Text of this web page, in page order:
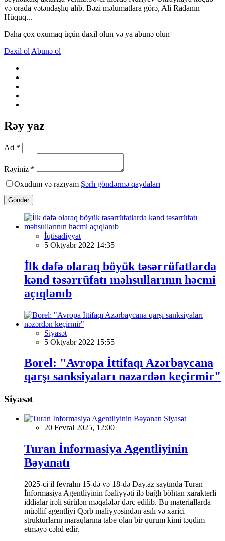
və orada vətəndaşlıq alıb. Bəzi məlumatlara görə, Ali Radanın
Hüquq...
Daha çox oxumaq üçün daxil olun və ya abunə olun
Daxil ol Abunə ol
Rəy yaz
Ad *
Rəyiniz *
Oxudum və razıyam Şərh göndərmə qaydaları
Göndər
İqtisadiyyat
5 Oktyabr 2022 14:35
İlk dəfə olaraq böyük təsərrüfatlarda
kənd təsərrüfatı məhsullarının həcmi
açıqlanıb
Siyasət
5 Oktyabr 2022 15:55
Borel: "Avropa İttifaqı Azərbaycana
qarşı sanksiyaları nəzərdən keçirmir"
Siyasət
Siyasət
20 Fevral 2025, 12:00
Turan İnformasiya Agentliyinin
Bəyanatı
2025-ci il fevralın 15-də və 18-də Day.az saytında Turan
İnformasiya Agentliyinin fəaliyyəti ilə bağlı böhtan xarakterli
iddialar irəli sürülən məqalələr dərc edilib. Bu materiallarda
müəllif agentliyi Qərb maliyyəsindən asılı və xarici
strukturların maraqlarına tabe olan bir qurum kimi təqdim
etməyə cəhd edir.